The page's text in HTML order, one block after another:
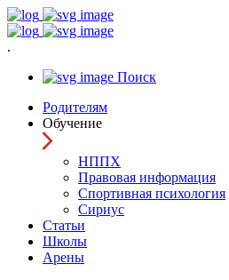
.
Поиск
Родителям
Обучение
НППХ
Правовая информация
Спортивная психология
Cириус
Статьи
Школы
Арены